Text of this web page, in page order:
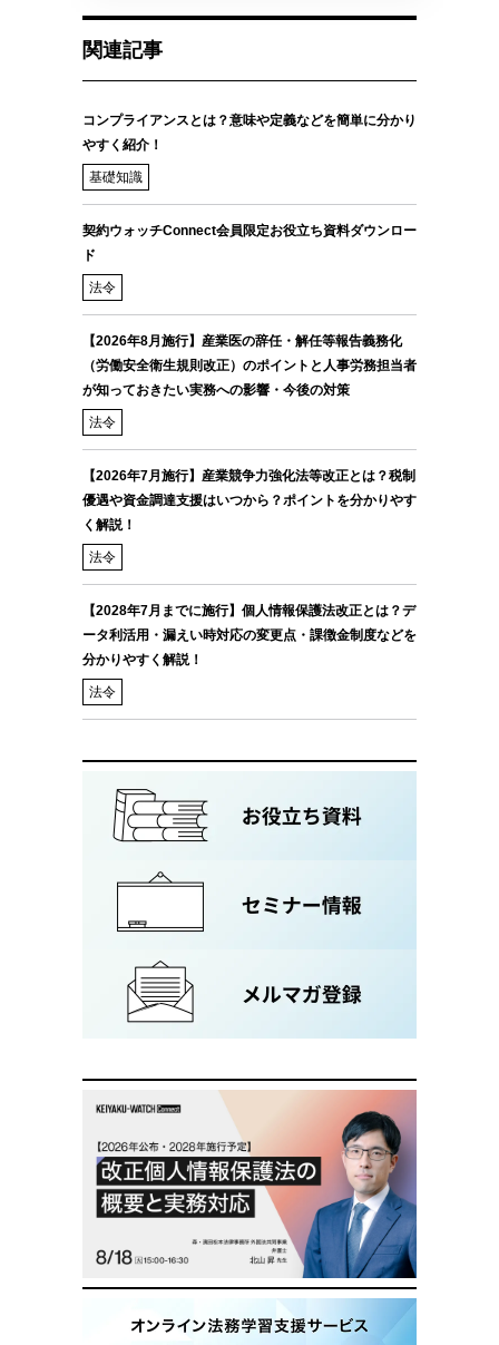
関連記事
コンプライアンスとは？意味や定義などを簡単に分かり
やすく紹介！
基礎知識
契約ウォッチConnect会員限定お役立ち資料ダウンロー
ド
法令
【2026年8月施行】産業医の辞任・解任等報告義務化
（労働安全衛生規則改正）のポイントと人事労務担当者
が知っておきたい実務への影響・今後の対策
法令
【2026年7月施行】産業競争力強化法等改正とは？税制
優遇や資金調達支援はいつから？ポイントを分かりやす
く解説！
法令
【2028年7月までに施行】個人情報保護法改正とは？デ
ータ利活用・漏えい時対応の変更点・課徴金制度などを
分かりやすく解説！
法令